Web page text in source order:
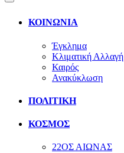
ΚΟΙΝΩΝΙΑ
Έγκλημα
Κλιματική Αλλαγή
Καιρός
Ανακύκλωση
ΠΟΛΙΤΙΚΗ
ΚΟΣΜΟΣ
22ΟΣ ΑΙΩΝΑΣ